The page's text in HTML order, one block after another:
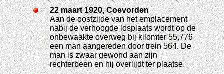
22 maart 1920, Coevorden
Aan de oostzijde van het emplacement
nabij de verhoogde losplaats wordt op de
onbewaakte overweg bij kilomter 55,776
een man aangereden door trein 564. De
man is zwaar gewond aan zijn
rechterbeen en hij overlijdt ter plaatse.